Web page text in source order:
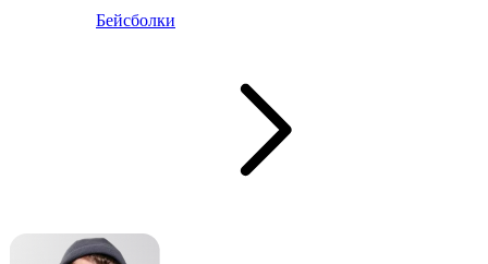
Бейсболки